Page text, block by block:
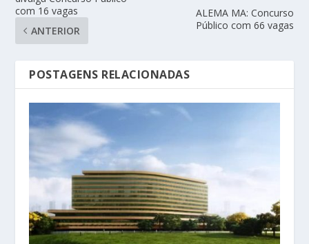
com 16 vagas
ANTERIOR
ALEMA MA: Concurso
Público com 66 vagas
POSTAGENS RELACIONADAS